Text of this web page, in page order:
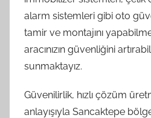
alarm sistemleri gibi oto
tamir ve montajını
aracınızın güvenliğini
sunmaktayız.
Güvenilirlik, hızlı çözüm
anlayışıyla Sancaktepe